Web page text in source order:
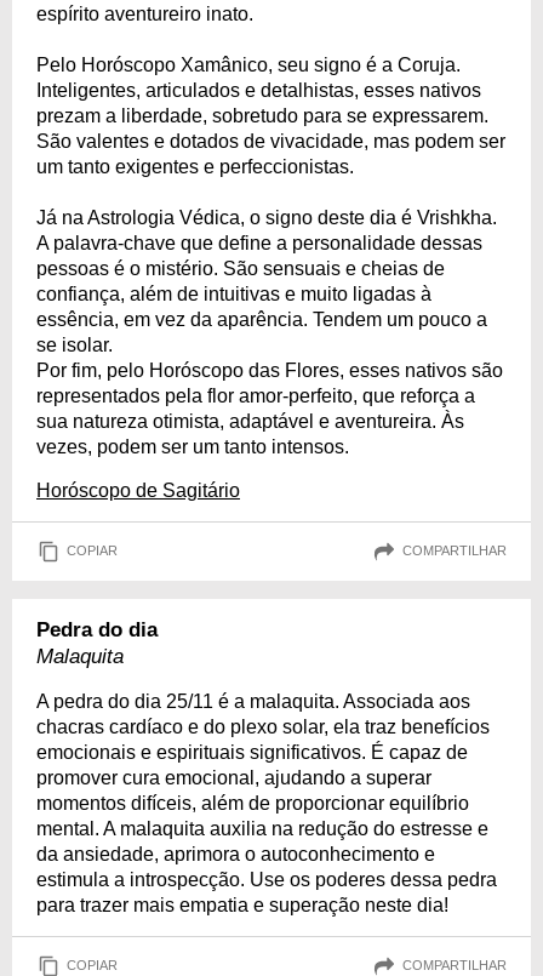
espírito aventureiro inato.
Pelo Horóscopo Xamânico, seu signo é a Coruja.
Inteligentes, articulados e detalhistas, esses nativos
prezam a liberdade, sobretudo para se expressarem.
São valentes e dotados de vivacidade, mas podem ser
um tanto exigentes e perfeccionistas.
Já na Astrologia Védica, o signo deste dia é Vrishkha.
A palavra-chave que define a personalidade dessas
pessoas é o mistério. São sensuais e cheias de
confiança, além de intuitivas e muito ligadas à
essência, em vez da aparência. Tendem um pouco a
se isolar.
Por fim, pelo Horóscopo das Flores, esses nativos são
representados pela flor amor-perfeito, que reforça a
sua natureza otimista, adaptável e aventureira. Às
vezes, podem ser um tanto intensos.
Horóscopo de Sagitário
COPIAR COMPARTILHAR
Pedra do dia
Malaquita
A pedra do dia 25/11 é a malaquita. Associada aos
chacras cardíaco e do plexo solar, ela traz benefícios
emocionais e espirituais significativos. É capaz de
promover cura emocional, ajudando a superar
momentos difíceis, além de proporcionar equilíbrio
mental. A malaquita auxilia na redução do estresse e
da ansiedade, aprimora o autoconhecimento e
estimula a introspecção. Use os poderes dessa pedra
para trazer mais empatia e superação neste dia!
COPIAR COMPARTILHAR